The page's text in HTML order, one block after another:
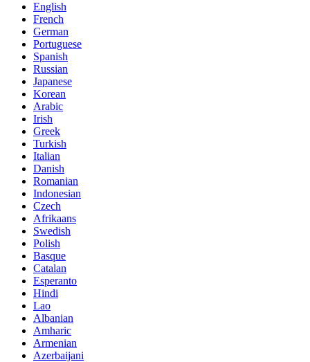
English
French
German
Portuguese
Spanish
Russian
Japanese
Korean
Arabic
Irish
Greek
Turkish
Italian
Danish
Romanian
Indonesian
Czech
Afrikaans
Swedish
Polish
Basque
Catalan
Esperanto
Hindi
Lao
Albanian
Amharic
Armenian
Azerbaijani